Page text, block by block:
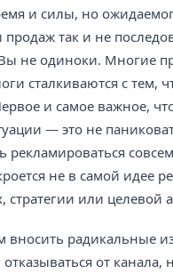
и силы, но
продаж так и не
не одиноки. Многие
сталкиваются с тем,
и самое важное,
— это не
рекламироваться
не в самой идее
стратегии или целевой
вносить радикальные
от канала,